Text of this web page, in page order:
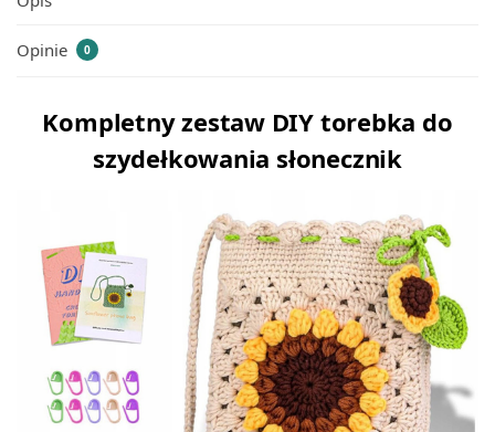
Opinie 0
Kompletny zestaw DIY torebka do
szydełkowania słonecznik